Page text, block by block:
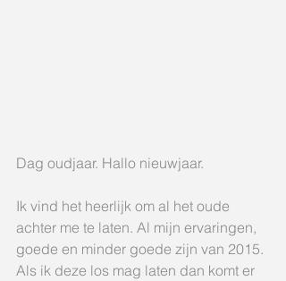
Dag oudjaar. Hallo nieuwjaar.
Ik vind het heerlijk om al het oude
achter me te laten. Al mijn ervaringen,
goede en minder goede zijn van 2015.
Als ik deze los mag laten dan komt er